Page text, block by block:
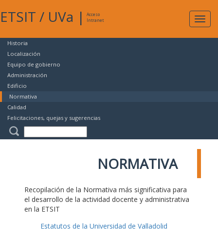
ETSIT / UVa |
Acceso
Intranet
Historia
Localización
Equipo de gobierno
Administración
Edificio
Normativa
Calidad
Felicitaciones, quejas y sugerencias
NORMATIVA
Recopilación de la Normativa más significativa para
el desarrollo de la actividad docente y administrativa
en la ETSIT
Estatutos de la Universidad de Valladolid